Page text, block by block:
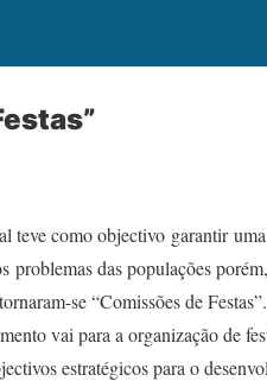
teve como objectivo garantir uma
problemas das populações
se “Comissões de Festas”.
vai para a organização de
estratégicos para o